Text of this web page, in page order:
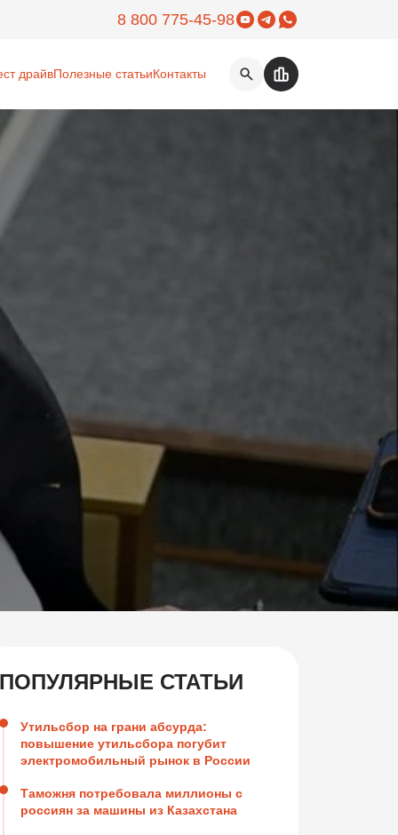
8 800 775-45-98Yuotube
Telegram
WhatsApp
драйвПолезные статьиКонтакты
Поиск на сайте
Избранное
ПОПУЛЯРНЫЕ СТАТЬИ
Утильсбор на грани абсурда:
повышение утильсбора погубит
электромобильный рынок в России
Таможня потребовала миллионы с
россиян за машины из Казахстана